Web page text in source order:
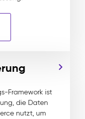
Framework ist
die Daten
nutzt, um